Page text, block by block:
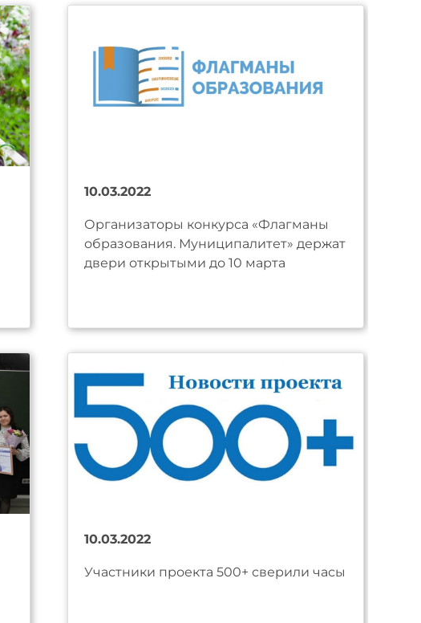
10.03.2022
Организаторы конкурса «Флагманы
образования. Муниципалитет» держат
двери открытыми до 10 марта
10.03.2022
Участники проекта 500+ сверили часы